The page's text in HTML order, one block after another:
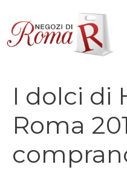
contenuto
I dolci di
Roma